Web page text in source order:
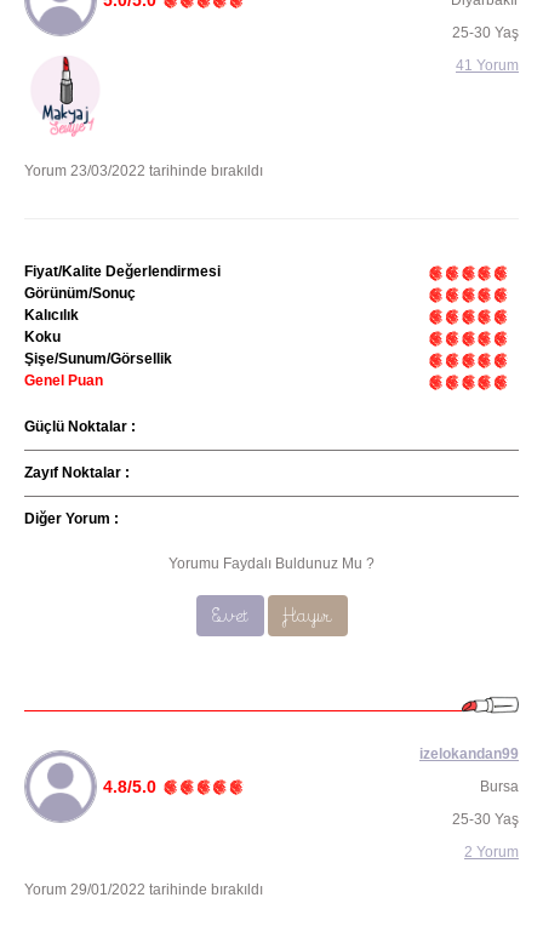
Yorum 23/03/2022 tarihinde bırakıldı
25-30 Yaş
41 Yorum
Fiyat/Kalite Değerlendirmesi
Görünüm/Sonuç
Kalıcılık
Koku
Şişe/Sunum/Görsellik
Genel Puan
Güçlü Noktalar :
Zayıf Noktalar :
Diğer Yorum :
Yorumu Faydalı Buldunuz Mu ?
Evet Hayır
4.8/5.0
Yorum 29/01/2022 tarihinde bırakıldı
izelokandan99
Bursa
25-30 Yaş
2 Yorum